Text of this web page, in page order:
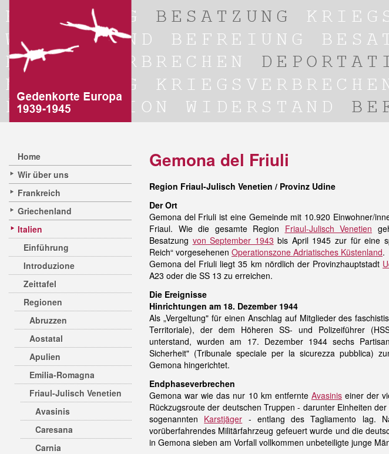
Home
Wir über uns
Frankreich
Griechenland
Italien
Einführung
Introduzione
Zeittafel
Regionen
Abruzzen
Aostatal
Apulien
Emilia-Romagna
Friaul-Julisch Venetien
Avasinis
Caresana
Carnia
Gemona del Friuli
Region Friaul-Julisch Venetien / Provinz Udine
Der Ort
Gemona del Friuli ist eine Gemeinde mit 10.920 Einwohner/
Friaul. Wie die gesamte Region Friaul-Julisch Venetien
Besatzung von September 1943 bis April 1945 zur für eine
Reich“ vorgesehenen Operationszone Adriatisches Küstenland.
Gemona del Friuli liegt 35 km nördlich der Provinzhauptstadt
A23 oder die SS 13 zu erreichen.
Die Ereignisse
Hinrichtungen am 18. Dezember 1944
Als „Vergeltung" für einen Anschlag auf Mitglieder des
Territoriale), der dem Höheren SS- und Polizeiführer
unterstand, wurden am 17. Dezember 1944 sechs
Sicherheit" (Tribunale speciale per la sicurezza pubblica)
Gemona hingerichtet.
Endphaseverbrechen
Gemona war wie das nur 10 km entfernte Avasiniseiner der
Rückzugsroute der deutschen Truppen - darunter Einheiten
sogenannten Karstjäger - entlang des Tagliamento lag.
vorüberfahrendes Militärfahrzeug gefeuert wurde und die
in Gemona sieben am Vorfall vollkommen unbeteiligte junge